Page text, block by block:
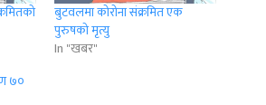
बुटवलमा कोरोना संक्रमित एक
पुरुषको मृत्यु
In "खबर"
७०